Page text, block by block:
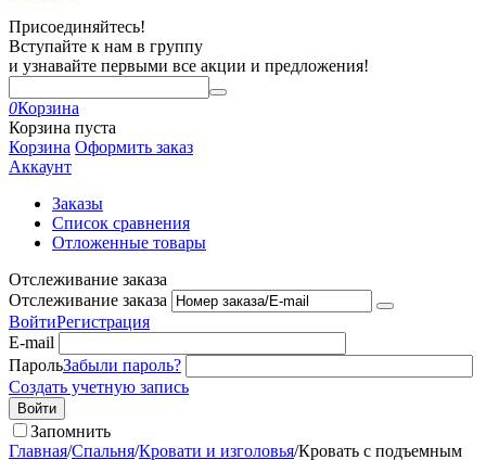
Присоединяйтесь!
Вступайте к нам в группу
и узнавайте первыми все акции и предложения!
0Корзина
Корзина пуста
Корзина Оформить заказ
Аккаунт
Заказы
Список сравнения
Отложенные товары
Отслеживание заказа
Отслеживание заказа
ВойтиРегистрация
E-mail
ПарольЗабыли пароль?
Создать учетную запись
Войти
Запомнить
Главная/Спальня/Кровати и изголовья/Кровать с подъемным